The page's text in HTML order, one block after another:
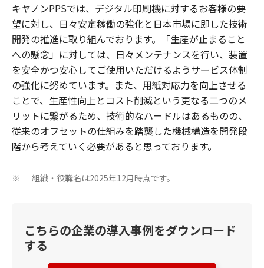
キヤノンPPSでは、デジタル印刷機に対するお客様の要
望に対し、日々安定稼働の強化と日本市場に即した技術
開発の推進に取り組んでおります。「生産が止まること
への懸念」に対しては、日々メンテナンスを行い、装置
を安全かつ安心してご使用いただけるようサービス体制
の強化に努めています。また、用紙対応力を向上させる
ことで、生産性向上とコスト削減という更なる二つのメ
リットに繋がるため、技術的なハードルはあるものの、
従来のオフセットの仕組みを踏襲した機械構造を開発段
階から考えていく必要があると思っております。
※ 組織・役職名は2025年12月時点です。
こちらの企業の導入事例をダウンロード
する